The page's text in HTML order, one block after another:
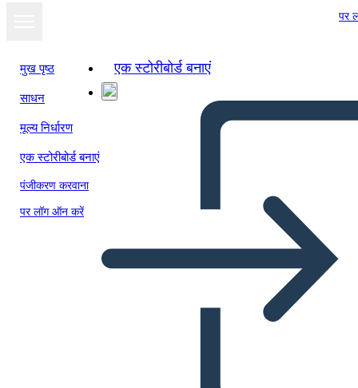
पर
मुख पृष्ठ
साधन
मूल्य निर्धारण
एक स्टोरीबोर्ड बनाएं
पंजीकरण करवाना
पर लॉग ऑन करें
एक स्टोरीबोर्ड बनाएं